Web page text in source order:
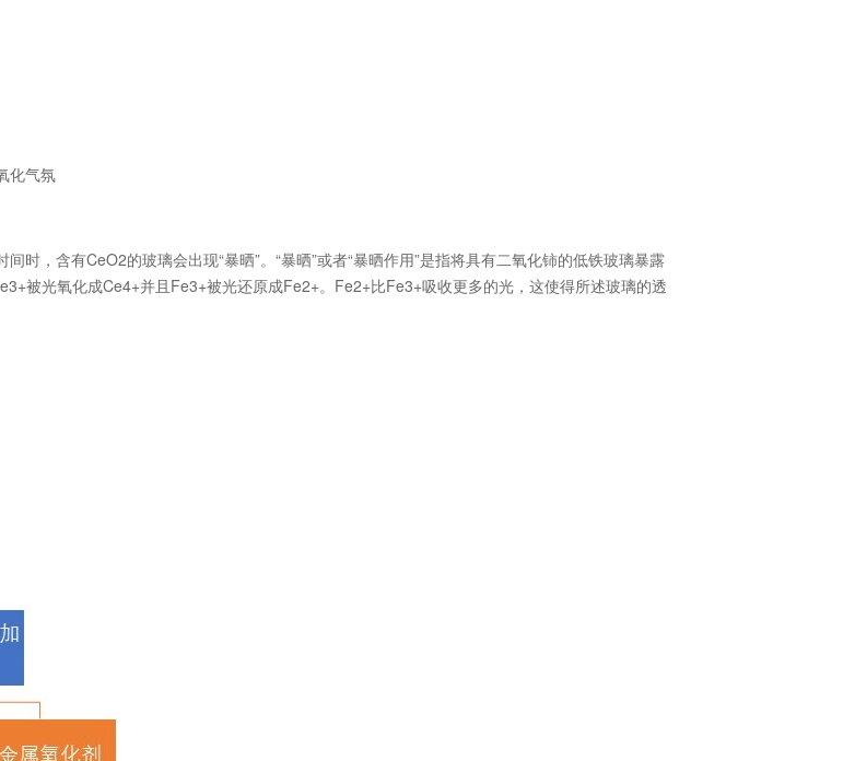
化气氛
时，含有CeO2的玻璃会出现“暴晒”。“暴晒”或者“暴晒作用”是指将具有二氧化铈的低铁玻璃暴露
被光氧化成Ce4+并且Fe3+被光还原成Fe2+。Fe2+比Fe3+吸收更多的光，这使得所述玻璃的透